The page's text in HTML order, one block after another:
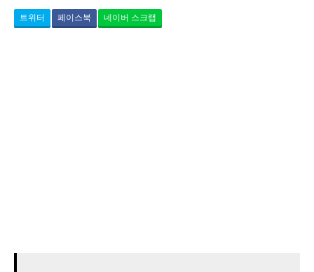
트위터 페이스북 네이버 스크랩